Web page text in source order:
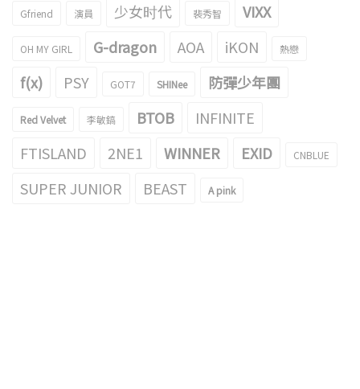
Gfriend 演員 少女时代 裴秀智 VIXX
OH MY GIRL G-dragon AOA iKON 熱戀
f(x) PSY GOT7 SHINee 防彈少年團
Red Velvet 李敏鎬 BTOB
INFINITE
FTISLAND
2NE1 WINNER EXID CNBLUE
SUPER JUNIOR BEAST A pink